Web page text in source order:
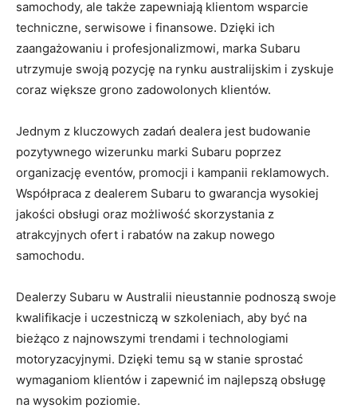
samochody, ale także zapewniają klientom wsparcie
‍techniczne, ⁤serwisowe i finansowe. Dzięki ich
zaangażowaniu i profesjonalizmowi,​ marka Subaru
utrzymuje swoją pozycję na rynku ⁢australijskim i‍ zyskuje‍
coraz ⁤większe grono zadowolonych klientów.
Jednym z kluczowych zadań dealera jest ​budowanie
pozytywnego wizerunku marki​ Subaru poprzez
organizację eventów, promocji i kampanii reklamowych.
Współpraca z dealerem Subaru to gwarancja wysokiej
jakości ⁢obsługi oraz​ możliwość⁤ skorzystania z‍
atrakcyjnych ofert ⁣i rabatów na ‍zakup nowego
samochodu.
Dealerzy Subaru w Australii⁣ nieustannie podnoszą swoje
kwalifikacje i uczestniczą w szkoleniach, aby być na‍
bieżąco z najnowszymi trendami i technologiami
motoryzacyjnymi. Dzięki temu są w stanie sprostać
wymaganiom klientów i zapewnić im najlepszą obsługę
na ⁣wysokim poziomie.